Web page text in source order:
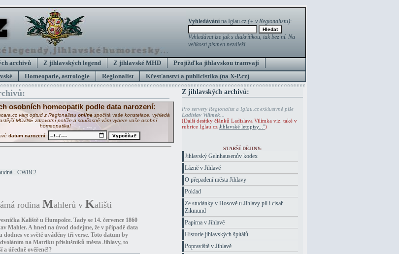
Vyhledávánína Iglau.cz (+ v Regionalistu):
Vyhledávat lze jak s diakritikou, tak bez ní. Na
velikosti písmen nezáleží.
archivů Z jihlavských legend Z jihlavské MHD
Projížďka jihlavskou tramvají
Homeopatie, astrologie Regionalist Křesťanství a publicistika (na X-P.cz)
osobních homeopatik podle data narození:
vám odtud z Regionalistu online spočítá vaše konstelace, vyhledá
MOŽNÉ zdravotní potíže a současně vám vybere vaše osobní
homeopatika!
datum narození:
rodina Mahlerů v Kališti
Kaliště u Humpolce. Tady se 14. července 1860
Mahler. A hned na úvod dodejme, že v případě data
dodnes ve světě uváděny tři verse. Toto datum by
na Matriku příslušníků města Jihlavy, to
a úředně ověřené!?
Z jihlavských archivů:
Pro servery Regionalist a Iglau.cz exklusivně píše
Ladislav Vilímek
(Další desítky článků Ladislava Vilímka viz. také v
rubrice Iglau.cz Jihlavské letopisy...")
STARŠÍ DĚJINY:
Jihlavský Gelnhausenův kodex
Lázně v Jihlavě
O přepadení města Jihlavy
Poklad
Ze studánky v Hosově u Jihlavy pil i císař
Zikmund
Papírna v Jihlavě
Historie jihlavských špitálů
Popraviště v Jihlavě